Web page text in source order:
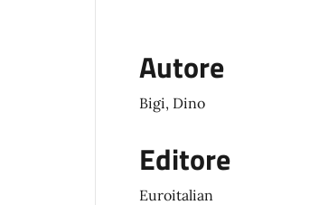
Autore
Bigi, Dino
Editore
Euroitalian